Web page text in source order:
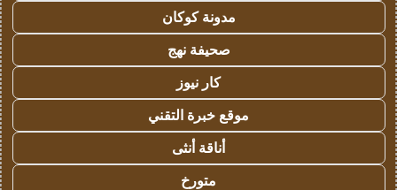
مدونة كوكان
صحيفة نهج
كار نيوز
موقع خبرة التقني
أناقة أنثى
متورخ